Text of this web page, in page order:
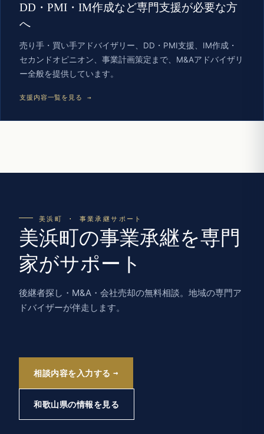
DD・PMI・IM作成など専門支援が必要な方
へ
売り手・買い手アドバイザリー、DD・PMI支援、IM作成・
セカンドオピニオン、事業計画策定まで、M&Aアドバイザリ
ー全般を提供しています。
支援内容一覧を見る →
美浜町 · 事業承継サポート
美浜町の事業承継を専門
家がサポート
後継者探し・M&A・会社売却の無料相談。地域の専門ア
ドバイザーが伴走します。
相談内容を入力する
和歌山県の情報を見る